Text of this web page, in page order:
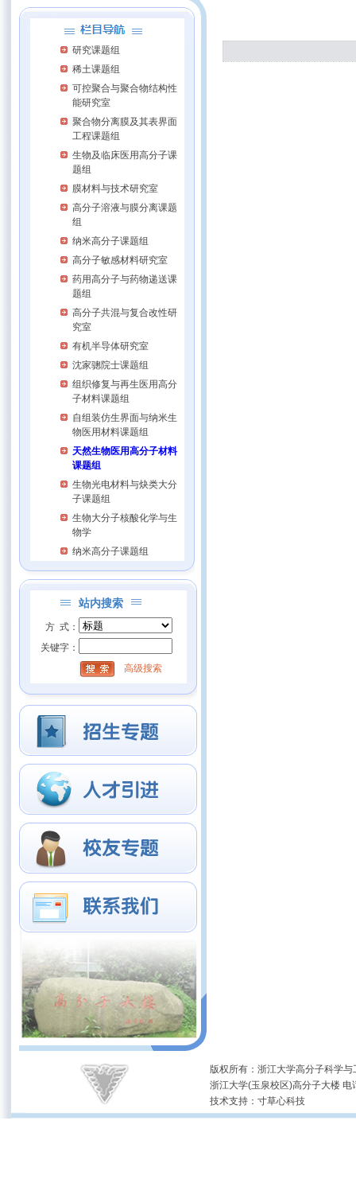
研究课题组
稀土课题组
可控聚合与聚合物结构性
能研究室
聚合物分离膜及其表界面
工程课题组
生物及临床医用高分子课
题组
膜材料与技术研究室
高分子溶液与膜分离课题
组
纳米高分子课题组
高分子敏感材料研究室
药用高分子与药物递送课
题组
高分子共混与复合改性研
究室
有机半导体研究室
沈家骢院士课题组
组织修复与再生医用高分
子材料课题组
自组装仿生界面与纳米生
物医用材料课题组
天然生物医用高分子材料
课题组
生物光电材料与炔类大分
子课题组
生物大分子核酸化学与生
物学
纳米高分子课题组
站内搜索
方 式：
关键字：
高级搜索
版权所有：浙江大学高分子科
浙江大学(玉泉校区)高分子大楼
技术支持： 寸草心科技